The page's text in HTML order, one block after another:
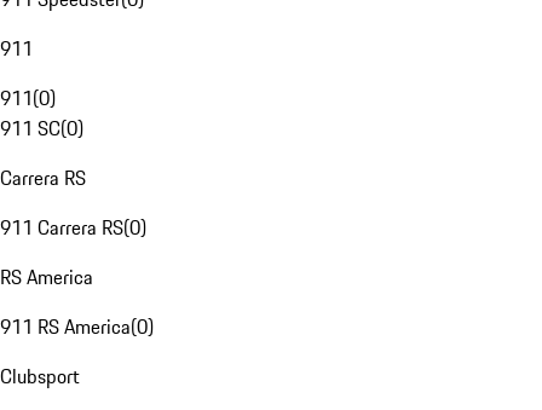
911
911(0)
911 SC(0)
Carrera RS
911 Carrera RS(0)
RS America
911 RS America(0)
Clubsport